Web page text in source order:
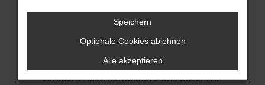
führen, dass bestimmte Funktionen nicht
Wende dich an den Webseitenbetreiber.
Wenn du alle oben genannten Schritte
versucht hast, kontaktiere uns bitte. Wir
Speichern
Optionale Cookies ablehnen
Alle akzeptieren